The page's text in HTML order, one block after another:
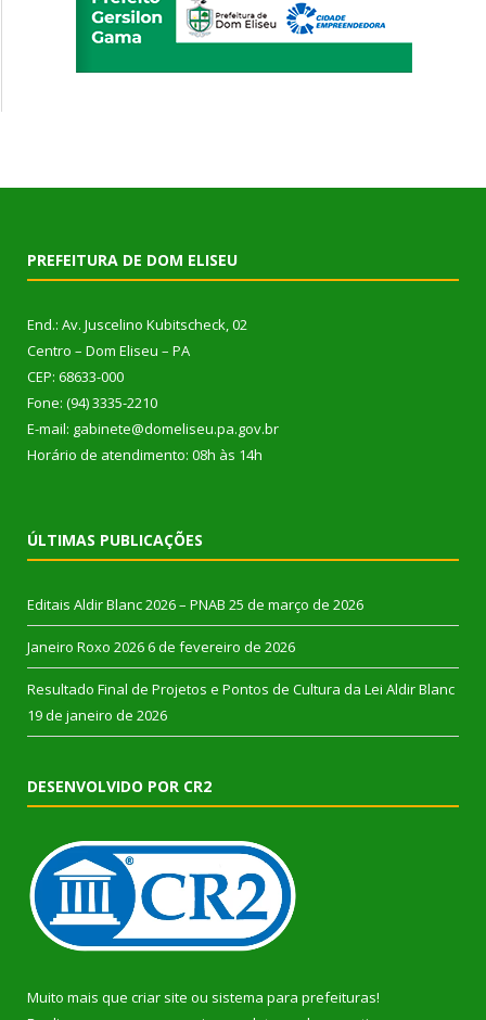
PREFEITURA DE DOM ELISEU
End.: Av. Juscelino Kubitscheck, 02
Centro – Dom Eliseu – PA
CEP: 68633-000
Fone: (94) 3335-2210
E-mail: gabinete@domeliseu.pa.gov.br
Horário de atendimento: 08h às 14h
ÚLTIMAS PUBLICAÇÕES
Editais Aldir Blanc 2026 – PNAB 25 de março de 2026
Janeiro Roxo 2026 6 de fevereiro de 2026
Resultado Final de Projetos e Pontos de Cultura da Lei Aldir Blanc
19 de janeiro de 2026
DESENVOLVIDO POR CR2
Muito mais que criar site ou sistema para prefeituras!